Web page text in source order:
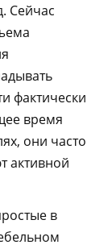
Сейчас
фактически
время
они часто
активной
в